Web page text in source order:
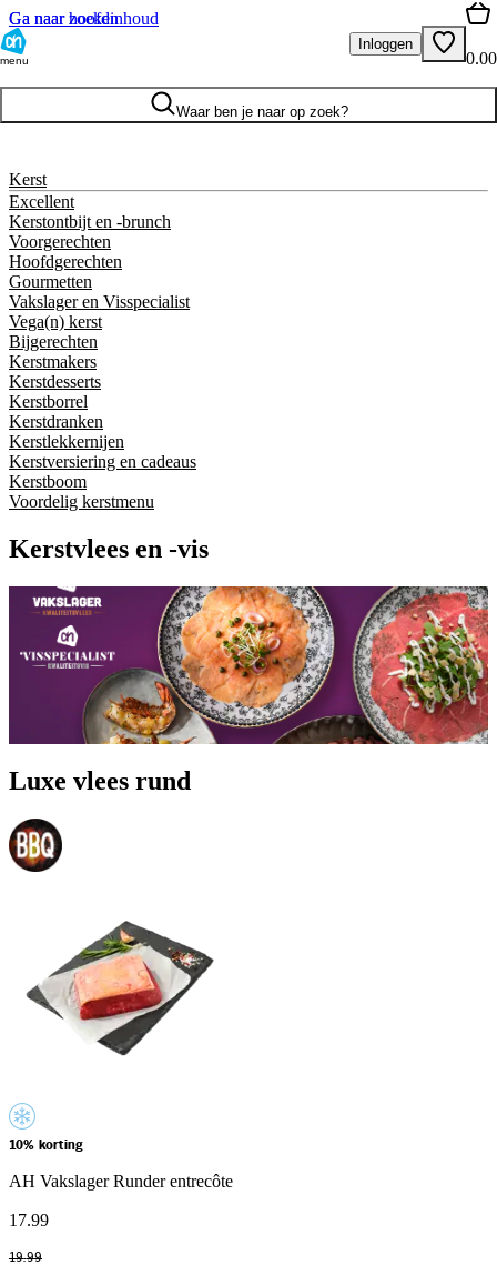
Ga naar hoofdinhoud
Ga naar zoeken
menu
Inloggen
0.00
Waar ben je naar op zoek?
Kerst
Excellent
Kerstontbijt en -brunch
Voorgerechten
Hoofdgerechten
Gourmetten
Vakslager en Visspecialist
Vega(n) kerst
Bijgerechten
Kerstmakers
Kerstdesserts
Kerstborrel
Kerstdranken
Kerstlekkernijen
Kerstversiering en cadeaus
Kerstboom
Voordelig kerstmenu
Kerstvlees en -vis
Luxe vlees rund
10% korting
AH Vakslager Runder entrecôte
17.99
19.99